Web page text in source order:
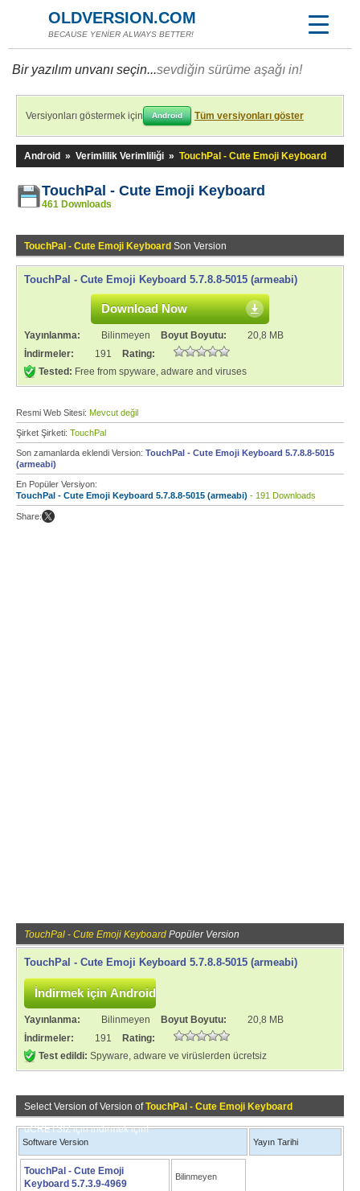
OLDVERSION.COM
BECAUSE YENİER ALWAYS BETTER!
Bir yazılım unvanı seçin...sevdiğin sürüme aşağı in!
Versiyonları göstermek için Android Tüm versiyonları göster
Android » Verimlilik Verimliliği » TouchPal - Cute Emoji Keyboard
TouchPal - Cute Emoji Keyboard
461 Downloads
TouchPal - Cute Emoji Keyboard Son Version
TouchPal - Cute Emoji Keyboard 5.7.8.8-5015 (armeabi)
Download Now
Yayınlanma: Bilinmeyen Boyut Boyutu:
20,8 MB
İndirmeler:
191
Rating:
Tested: Free from spyware, adware and viruses
Resmi Web Sitesi: Mevcut değil
Şirket Şirketi: TouchPal
Son zamanlarda eklendi Version: TouchPal - Cute Emoji Keyboard 5.7.8.8-5015
(armeabi)
En Popüler Versiyon:
TouchPal - Cute Emoji Keyboard 5.7.8.8-5015 (armeabi) - 191 Downloads
Share:
TouchPal - Cute Emoji Keyboard Popüler Version
TouchPal - Cute Emoji Keyboard 5.7.8.8-5015 (armeabi)
Yayınlanma: Bilinmeyen Boyut Boyutu:
20,8 MB
İndirmeler:
191
Rating:
Test edildi: Spyware, adware ve virüslerden ücretsiz
Select Version of Version ofTouchPal - Cute Emoji Keyboard
üCRETSİZ için indirmek için!
Software Version Yayın Tarihi
TouchPal - Cute Emoji
Keyboard 5.7.3.9-4969
Bilinmeyen